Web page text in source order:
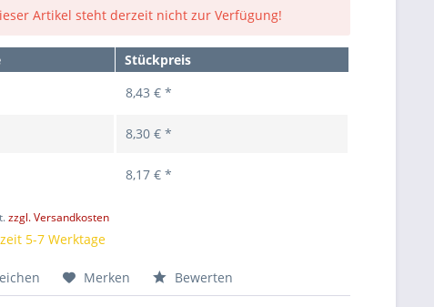
Artikel steht derzeit nicht zur Verfügung!
Stückpreis
8,43 € *
8,30 € *
8,17 € *
zzgl. Versandkosten
5-7 Werktage
Merken Bewerten